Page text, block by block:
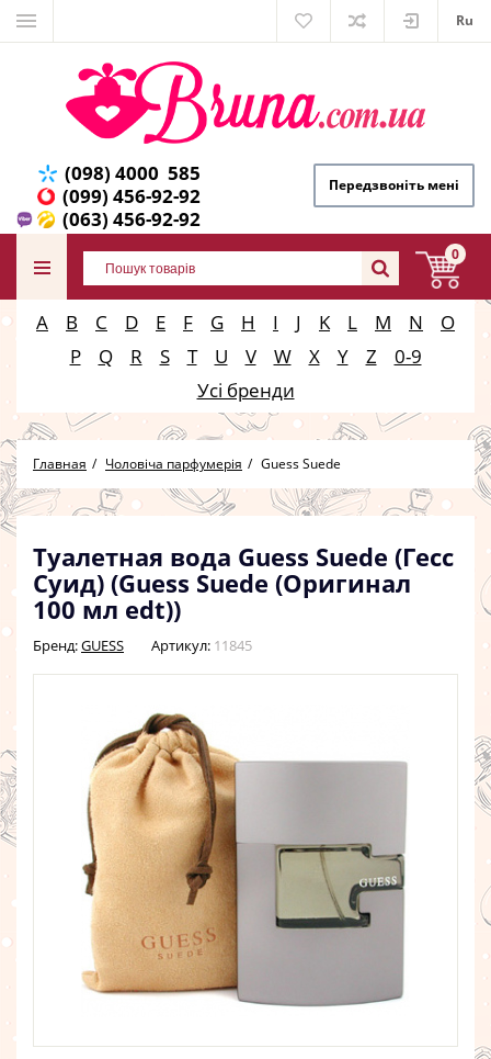
Ru
(098) 4000 585
(099) 456-92-92
(063) 456-92-92
Передзвоніть мені
0
A B C D E F G H I J K L M N
O
P
Q R S T U V W X Y Z
0-9
Усі бренди
Главная Чоловіча парфумерія Guess Suede
Туалетная вода Guess Suede (Гесс
Суид) (Guess Suede (Оригинал
100 мл edt))
Бренд:GUESS Артикул: 11845